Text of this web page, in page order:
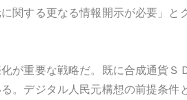
関する更なる情報開示が必要」と
が重要な戦略だ。既に合成通貨
。デジタル人民元構想の前提条